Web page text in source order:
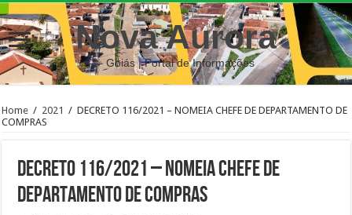
Nova Aurora
– Goiás | Portal de Informações
Home / 2021 / DECRETO 116/2021 – NOMEIA CHEFE DE DEPARTAMENTO DE
COMPRAS
DECRETO 116/2021 – NOMEIA CHEFE DE
DEPARTAMENTO DE COMPRAS